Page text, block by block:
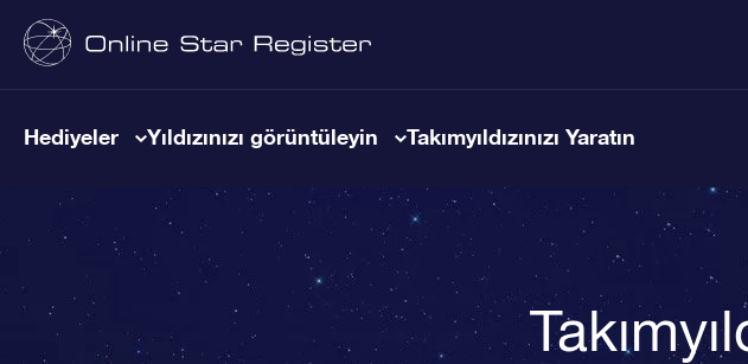
Hediyeler Yıldızınızı görüntüleyin Takımyıldızınızı Yaratın